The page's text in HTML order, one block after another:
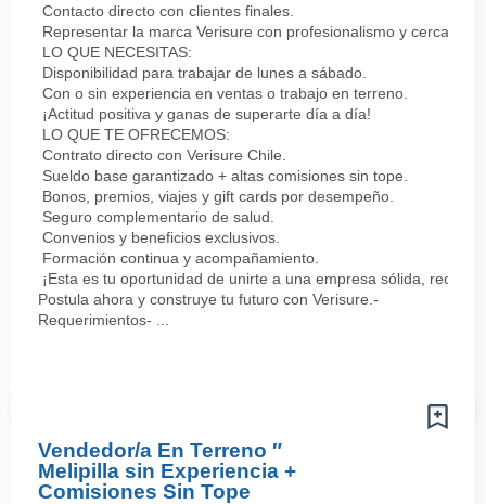
Contacto directo con clientes finales.
Representar la marca Verisure con profesionalismo y cercanía.
LO QUE NECESITAS:
Disponibilidad para trabajar de lunes a sábado.
Con o sin experiencia en ventas o trabajo en terreno.
¡Actitud positiva y ganas de superarte día a día!
LO QUE TE OFRECEMOS:
Contrato directo con Verisure Chile.
Sueldo base garantizado + altas comisiones sin tope.
Bonos, premios, viajes y gift cards por desempeño.
Seguro complementario de salud.
Convenios y beneficios exclusivos.
Formación continua y acompañamiento.
¡Esta es tu oportunidad de unirte a una empresa sólida,
Postula ahora y construye tu futuro con Verisure.-
Requerimientos- ...
Vendedor/a En Terreno ″
Melipilla sin Experiencia +
Comisiones Sin Tope